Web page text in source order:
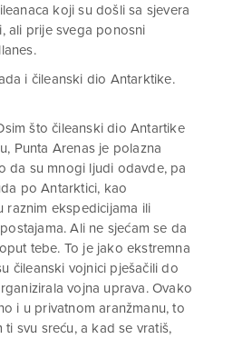
koji su došli sa sjevera
ali prije svega ponosni
i čileanski dio Antarktike.
što čileanski dio Antartike
Punta Arenas je polazna
da su mnogi ljudi odavde, pa
po Antarktici, kao
raznim ekspedicijama ili
Ali ne sjećam se da
tebe. To je jako ekstremna
čileanski vojnici pješačili do
vojna uprava. Ovako
i u privatnom aranžmanu, to
svu sreću, a kad se vratiš,